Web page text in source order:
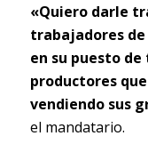
«Quiero darle
trabajadores
en su puesto de
productores
vendiendo sus
el mandatario.